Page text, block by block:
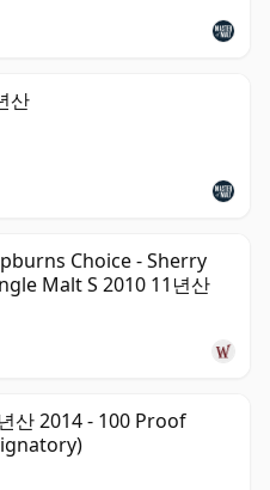
산
Choice - Sherry
Malt S 2010 11년산
산 2014 - 100 Proof